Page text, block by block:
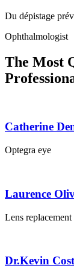
Du dépistage
Ophthalmologist
The Most
Catherine
Optegra eye
Laurence
Lens replacement
Dr.Kevin